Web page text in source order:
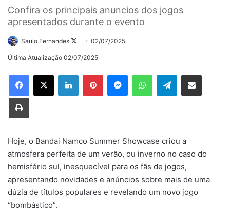
Confira os principais anuncios dos jogos
apresentados durante o evento
Saulo Fernandes
Follow
on
02/07/2025
Última Atualização 02/07/2025
LinkedinPinterestMessengerWhatsAppTelegramCompartilhar via e-mail
Imprimir
Hoje, o Bandai Namco Summer Showcase criou a
atmosfera perfeita de um verão, ou inverno no caso do
hemisfério sul, inesquecível para os fãs de jogos,
apresentando novidades e anúncios sobre mais de uma
dúzia de títulos populares e revelando um novo jogo
“bombástico”.